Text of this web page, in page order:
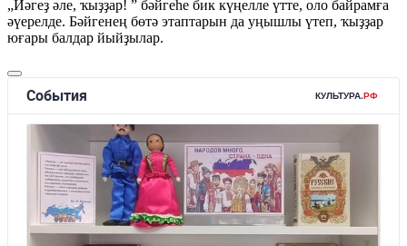
„Йәгеҙ әле, ҡыҙҙар! ” бәйгеһе бик күңелле үтте, оло байрамға
әүерелде. Бәйгенең бөтә этаптарын да уңышлы үтеп, ҡыҙҙар
юғары балдар йыйҙылар.